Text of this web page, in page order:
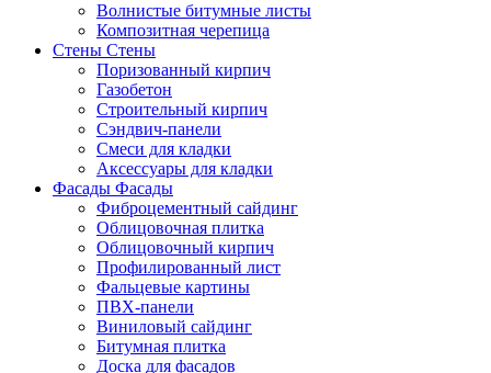
Волнистые битумные листы
Композитная черепица
Стены Стены
Поризованный кирпич
Газобетон
Строительный кирпич
Сэндвич-панели
Смеси для кладки
Аксессуары для кладки
Фасады Фасады
Фиброцементный сайдинг
Облицовочная плитка
Облицовочный кирпич
Профилированный лист
Фальцевые картины
ПВХ-панели
Виниловый сайдинг
Битумная плитка
Доска для фасадов